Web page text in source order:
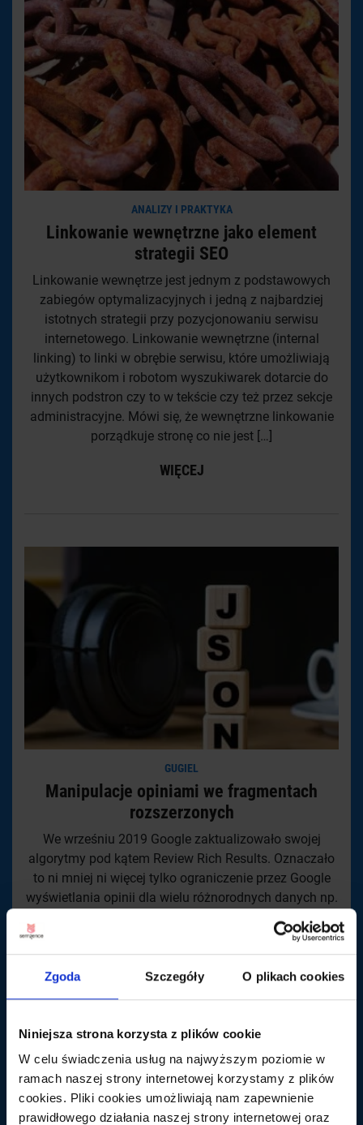
Zgoda Szczegóły O plikach cookies
Niniejsza strona korzysta z plików cookie
W celu świadczenia usług na najwyższym poziomie w
ramach naszej strony internetowej korzystamy z plików
cookies. Pliki cookies umożliwiają nam zapewnienie
prawidłowego działania naszej strony internetowej oraz
ANALIZY I PRAKTYKA
Linkowanie wewnętrzne jako element
strategii SEO
Linkowanie wewnętrze jest jednym z podstawowych
zabiegów optymalizacyjnych i jedną z najbardziej
istotnych strategii przy pozycjonowaniu serwisu
internetowego. Linkowanie wewnętrzne (internal
linking) to linki w obrębie serwisu, które umożliwiają
użytkownikom i robotom wyszukiwarek dotarcie do
innych podstron czy to w tekście czy też przez sekcje
administracyjne. Mówi się, że wewnętrzne linkowanie
porządkuje stronę co nie jest […]
WIĘCEJ
GUGIEL
Manipulacje opiniami we fragmentach
rozszerzonych
We wrześniu 2019 Google zaktualizowało swojej
algorytmy pod kątem Review Rich Results. Oznaczało
to ni mniej ni więcej tylko ograniczenie przez Google
wyświetlania opinii dla wielu różnorodnych danych np.
gwiazdek dla artykułów blogowych. Dodatkowo
poinformowali, że ograniczają liczbę wspieranych
Schema do niewielkiej ilości w zakresie tychże opinii.
Jednak jak to zwykle bywa znalazło się obejście […]